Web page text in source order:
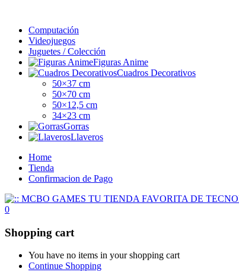
Computación
Videojuegos
Juguetes / Colección
Figuras Anime
Cuadros Decorativos
50×37 cm
50×70 cm
50×12,5 cm
34×23 cm
Gorras
Llaveros
Home
Tienda
Confirmacion de Pago
0
Shopping cart
You have no items in your shopping cart
Continue Shopping